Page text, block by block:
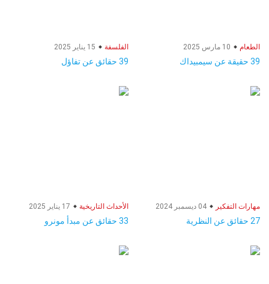
الطعام
39 حقيقة عن سيمبيداك
الفلسفة
39 حقائق عن تفاؤل
مهارات التفكير
27 حقائق عن النظرية
الأحداث التاريخية
33 حقائق عن مبدأ مونرو